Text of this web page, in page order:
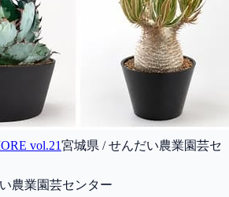
vol.21宮城県 / せんだい農業園芸セ
農業園芸センター